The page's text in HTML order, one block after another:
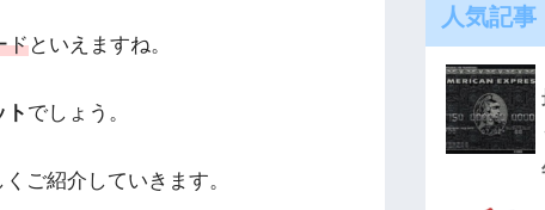
ドといえますね。
でしょう。
ご紹介していきます。
人気記事